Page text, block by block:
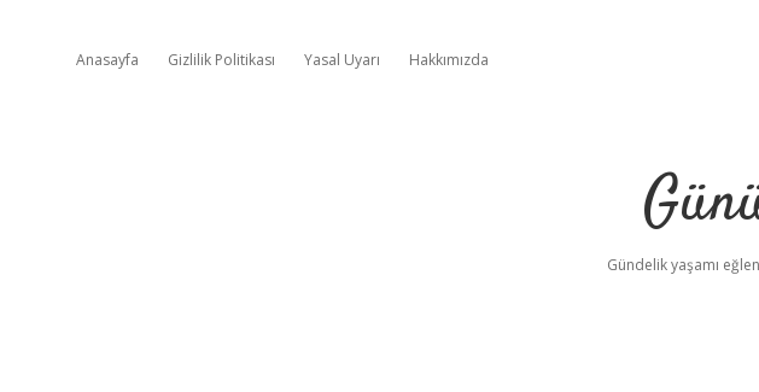
Anasayfa Gizlilik Politikası Yasal Uyarı Hakkımızda
Gündelik yaşamı